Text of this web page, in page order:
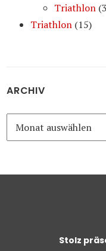
Triathlon
Triathlon (15)
ARCHIV
Archiv
Stolz